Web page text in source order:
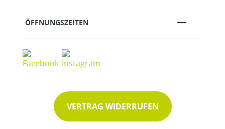
ÖFFNUNGSZEITEN
VERTRAG WIDERRUFEN